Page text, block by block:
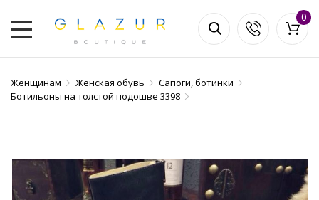
0
Женщинам Женская обувь
Сапоги, ботинки
Ботильоны на толстой подошве 3398